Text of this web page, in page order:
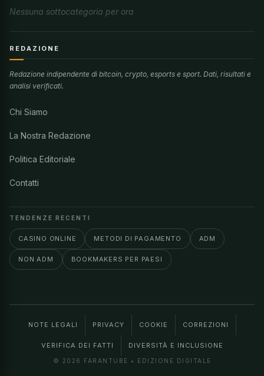
Nessuna sottocategoria per ora
REDAZIONE
Redazione indipendente di bitcoin, crypto, esports e sport. Dati, risultati e
analisi verificati.
Chi Siamo
La Nostra Redazione
Politica Editoriale
Contatti
TENDENZE RECENTI
CASINO ONLINE METODI DI PAGAMENTO ADM
NON ADM BOOKMAKERS PER PAESI
NOTE LEGALI PRIVACY COOKIE CORREZIONI
VERIFICA DEI FATTI DIVERSITÀ E INCLUSIONE
© 2026 FARANTUBE • EDIZIONE DIGITALE